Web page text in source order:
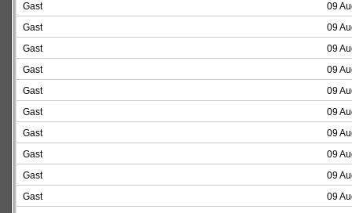
Gast
09
Gast
09
Gast
09
Gast
09
Gast
09
Gast
09
Gast
09
Gast
09
Gast
09
Gast
09